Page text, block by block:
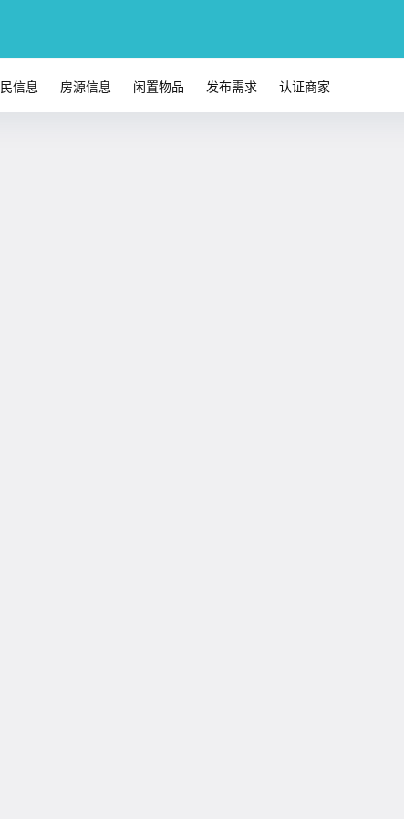
信息 房源信息 闲置物品 发布需求 认证商家